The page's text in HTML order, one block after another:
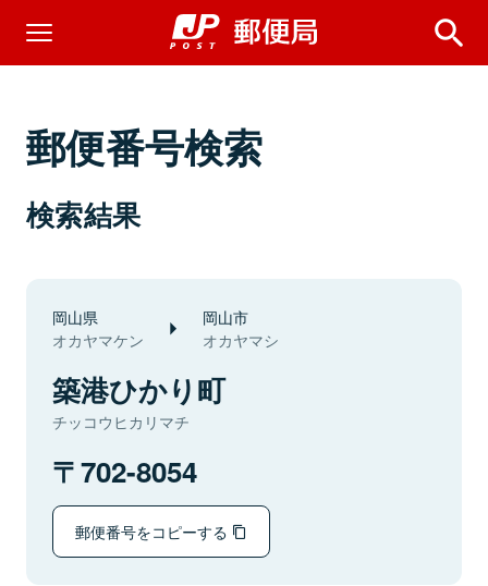
郵便番号検索
検索結果
岡山県
オカヤマケン
岡山市
オカヤマシ
築港ひかり町
チッコウヒカリマチ
702-8054
郵便番号をコピーする